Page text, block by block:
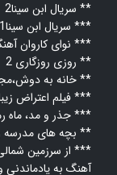
سریال ابن سینا2 **
سریال ابن سینا1 ، بسیار زیبا ***
نوای کاروان آهنگران ***
روزی روزگاری 2 **
خانه به دوش،مجید اخشابی **
فیلم اعتراض زیبا ***
جذر و مد، ماه رمضان ***
بچه های مدرسه والپ **
از سرزمین شمالی 2 ***
آهنگ به